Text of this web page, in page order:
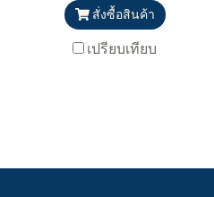
สั่งซื้อสินค้า
เปรียบเทียบ